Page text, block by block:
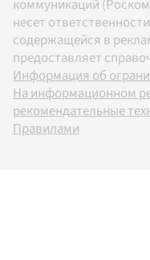
коммуникаций
несет
содержащейся в
предоставляет
Информация об
На информационном
рекомендательные
Правилами